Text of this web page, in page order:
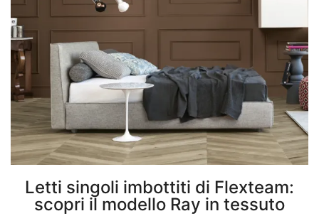
Letti singoli imbottiti di Flexteam:
scopri il modello Ray in tessuto